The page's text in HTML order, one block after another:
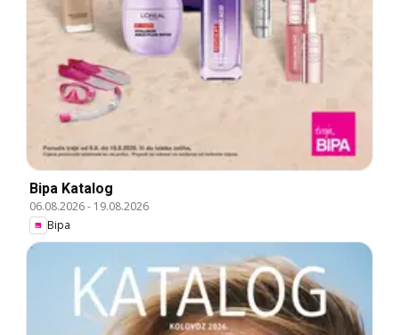
Bipa Katalog
06.08.2026- 19.08.2026
Bipa